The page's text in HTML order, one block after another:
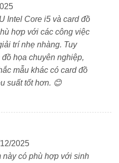
cảm ứng– Rộng rãi, dễ
15.6 inch với tùy chọn độ
Phiên bản FHD có tần số
hơn đáng kể. Lớp chống
dưới đèn sáng hoặc ngoài
giảm ánh sáng xanh, từ
lâu.
Intel Core i5 và card đồ
hợp với các công việc
trí nhẹ nhàng. Tuy
họa chuyên nghiệp,
mẫu khác có card đồ
suất tốt hơn. 😊
2025
này có phù hợp với sinh